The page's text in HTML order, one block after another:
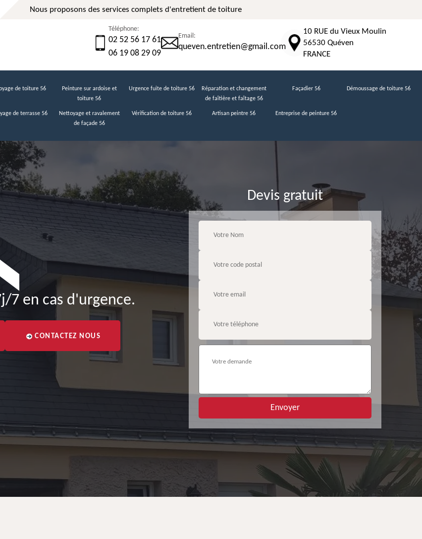
Nous proposons des services complets d'entretient de toiture
Téléphone:
02 52 56 17 61
06 19 08 29 09
Email:
queven.entretien@gmail.com
10 RUE du Vieux Moulin
56530 Quéven
FRANCE
de toiture 56
Peinture sur ardoise et
toiture 56
Urgence fuite de toiture 56
Réparation et changement
de faîtière et faîtage 56
Façadier 56 Démoussage de toiture 56
de terrasse 56
Nettoyage et ravalement
de façade 56
Vérification de toiture 56 Artisan peintre 56 Entreprise de peinture 56
7 en cas d'urgence.
CONTACTEZ NOUS
Devis gratuit